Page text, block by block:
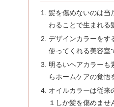
髪を傷めないのは当
わることで生まれる
デザインカラーをす
使ってくれる美容室
明るいヘアカラーも
らホームケアの覚悟
オイルカラーは従来
１しか髪を傷めませ